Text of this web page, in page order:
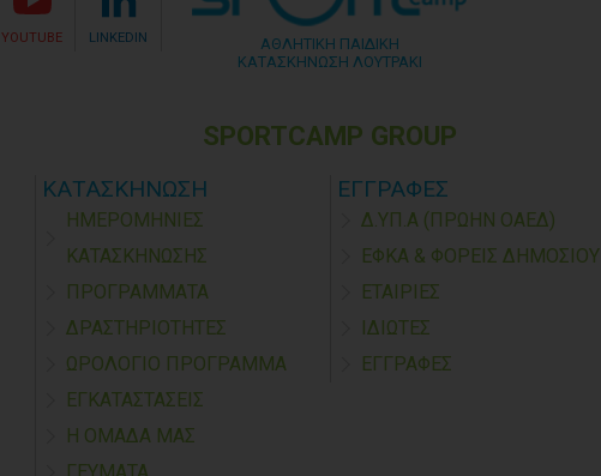
ΑΘΛΗΤΙΚΗ ΠΑΙΔΙΚΗ
ΚΑΤΑΣΚΗΝΩΣΗ ΛΟΥΤΡΑΚΙ
YOUTUBE LINKEDIN
SPORTCAMP GROUP
ΚΑΤΑΣΚΗΝΩΣΗ
ΗΜΕΡΟΜΗΝΙΕΣ
ΚΑΤΑΣΚΗΝΩΣΗΣ
ΠΡΟΓΡΑΜΜΑΤΑ
ΔΡΑΣΤΗΡΙΟΤΗΤΕΣ
ΩΡΟΛΟΓΙΟ ΠΡΟΓΡΑΜΜΑ
ΕΓΚΑΤΑΣΤΑΣΕΙΣ
Η ΟΜΑΔΑ ΜΑΣ
ΓΕΥΜΑΤΑ
ΕΓΓΡΑΦΕΣ
Δ.ΥΠ.Α (ΠΡΩΗΝ ΟΑΕΔ)
ΕΦΚΑ & ΦΟΡΕΙΣ ΔΗΜΟΣΙΟΥ
ΕΤΑΙΡΙΕΣ
ΙΔΙΩΤΕΣ
ΕΓΓΡΑΦΕΣ